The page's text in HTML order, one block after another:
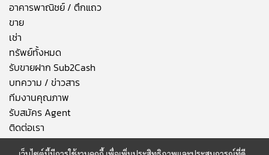
อาคารพาณิชย์ / ตึกแถว
ขาย
เช่า
ทรัพย์ทั้งหมด
รับขายฝาก Sub2Cash
บทความ / ข่าวสาร
ทีมงานคุณภาพ
รับสมัคร Agent
ติดต่อเรา